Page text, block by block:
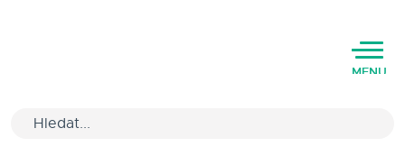
MENU